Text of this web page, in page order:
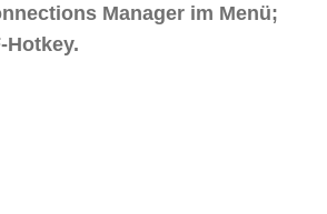
Manager im Menü;
Hotkey.